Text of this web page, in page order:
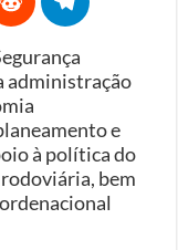
administração
e
à política do
bem